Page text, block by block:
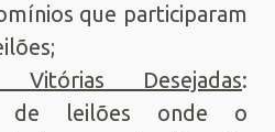
que participaram
Desejadas:
de leilões onde o